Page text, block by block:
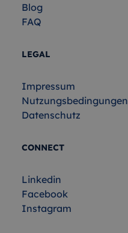
Blog
FAQ
LEGAL
Impressum
Nutzungsbedingungen
Datenschutz
CONNECT
Linkedin
Facebook
Instagram